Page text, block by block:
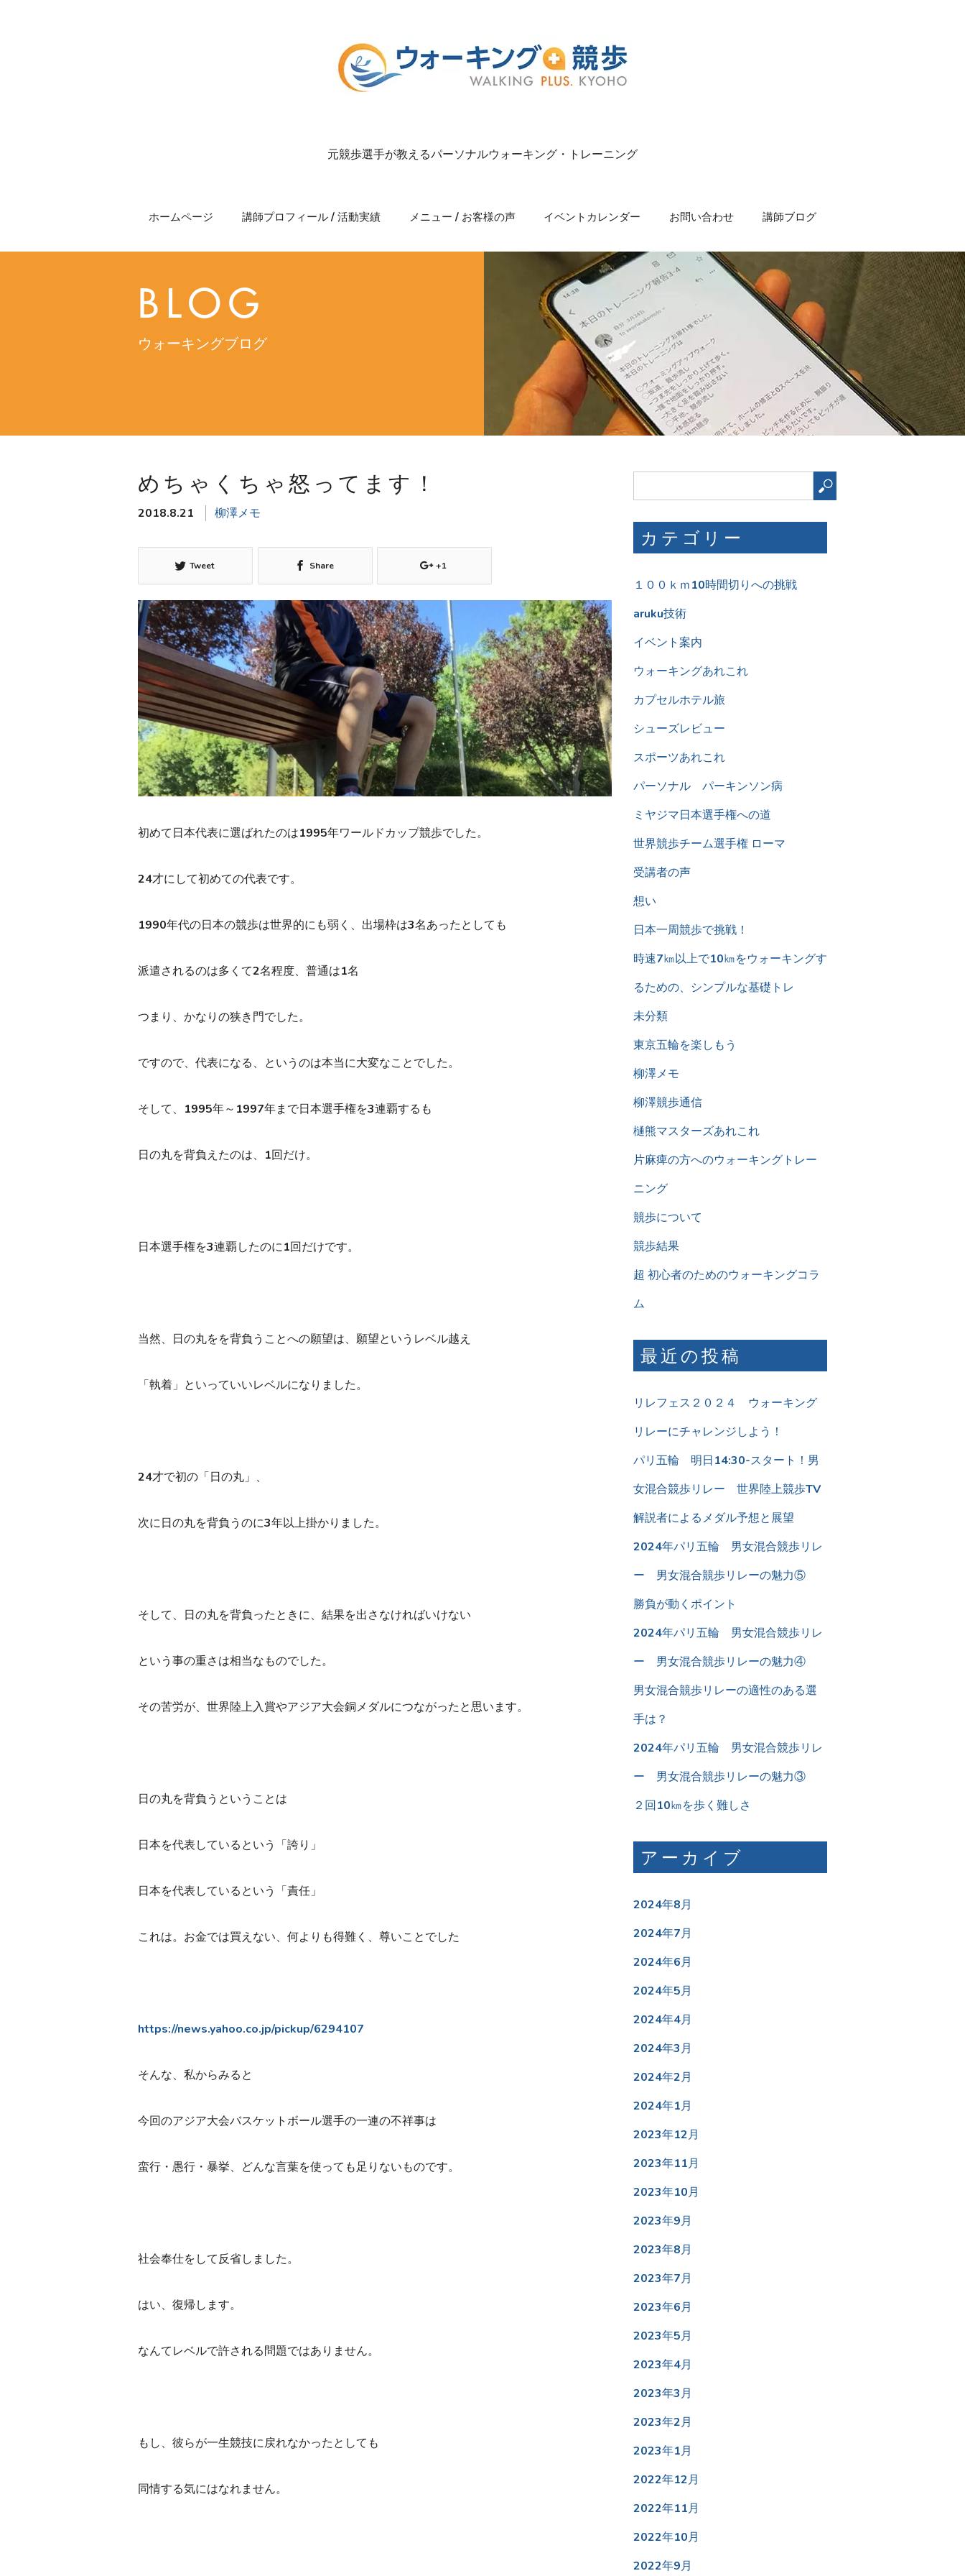
元競歩選手が教えるパーソナルウォーキング・トレーニング
ホームページ 講師プロフィール / 活動実績 メニュー / お客様の声 イベントカレンダー お問い合わせ 講師ブログ
BLOG
ウォーキングブログ
めちゃくちゃ怒ってます！
2018.8.21 柳澤メモ
Tweet Share +1
初めて日本代表に選ばれたのは1995年ワールドカップ競歩でした。
24才にして初めての代表です。
1990年代の日本の競歩は世界的にも弱く、出場枠は3名あったとしても
派遣されるのは多くて2名程度、普通は1名
つまり、かなりの狭き門でした。
ですので、代表になる、というのは本当に大変なことでした。
そして、1995年～1997年まで日本選手権を3連覇するも
日の丸を背負えたのは、1回だけ。
日本選手権を3連覇したのに1回だけです。
当然、日の丸をを背負うことへの願望は、願望というレベル越え
「執着」といっていいレベルになりました。
24才で初の「日の丸」、
次に日の丸を背負うのに3年以上掛かりました。
そして、日の丸を背負ったときに、結果を出さなければいけない
という事の重さは相当なものでした。
その苦労が、世界陸上入賞やアジア大会銅メダルにつながったと思います。
日の丸を背負うということは
日本を代表しているという「誇り」
日本を代表しているという「責任」
これは。お金では買えない、何よりも得難く、尊いことでした
https://news.yahoo.co.jp/pickup/6294107
そんな、私からみると
今回のアジア大会バスケットボール選手の一連の不祥事は
蛮行・愚行・暴挙、どんな言葉を使っても足りないものです。
社会奉仕をして反省しました。
はい、復帰します。
なんてレベルで許される問題ではありません。
もし、彼らが一生競技に戻れなかったとしても
同情する気にはなれません。
カテゴリー
１００ｋｍ10時間切りへの挑戦
aruku技術
イベント案内
ウォーキングあれこれ
カプセルホテル旅
シューズレビュー
スポーツあれこれ
パーソナル パーキンソン病
ミヤジマ日本選手権への道
世界競歩チーム選手権 ローマ
受講者の声
想い
日本一周競歩で挑戦！
時速7㎞以上で10㎞をウォーキングす
るための、シンプルな基礎トレ
未分類
東京五輪を楽しもう
柳澤メモ
柳澤競歩通信
樋熊マスターズあれこれ
片麻痺の方へのウォーキングトレー
ニング
競歩について
競歩結果
超 初心者のためのウォーキングコラ
ム
最近の投稿
リレフェス２０２４ ウォーキング
リレーにチャレンジしよう！
パリ五輪 明日14:30-スタート！男
女混合競歩リレー 世界陸上競歩TV
解説者によるメダル予想と展望
2024年パリ五輪 男女混合競歩リレ
ー 男女混合競歩リレーの魅力⑤
勝負が動くポイント
2024年パリ五輪 男女混合競歩リレ
ー 男女混合競歩リレーの魅力④
男女混合競歩リレーの適性のある選
手は？
2024年パリ五輪 男女混合競歩リレ
ー 男女混合競歩リレーの魅力③
２回10㎞を歩く難しさ
アーカイブ
2024年8月
2024年7月
2024年6月
2024年5月
2024年4月
2024年3月
2024年2月
2024年1月
2023年12月
2023年11月
2023年10月
2023年9月
2023年8月
2023年7月
2023年6月
2023年5月
2023年4月
2023年3月
2023年2月
2023年1月
2022年12月
2022年11月
2022年10月
2022年9月